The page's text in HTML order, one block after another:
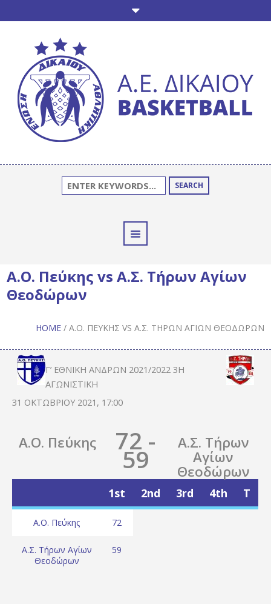
SEARCH
Α.Ο. Πεύκης vs Α.Σ. Τήρων Αγίων
Θεοδώρων
HOME / Α.Ο. ΠΕΎΚΗΣ VS Α.Σ. ΤΉΡΩΝ ΑΓΊΩΝ ΘΕΟΔΏΡΩΝ
Γ’ ΕΘΝΙΚΉ ΑΝΔΡΏΝ 2021/2022 3Η
ΑΓΩΝΙΣΤΙΚΉ
31 ΟΚΤΩΒΡΊΟΥ 2021, 17:00
Α.Ο. Πεύκης 72 -
59
Α.Σ. Τήρων
Αγίων
Θεοδώρων
1st 2nd 3rd 4th T
Α.Ο. Πεύκης 72
Α.Σ. Τήρων Αγίων
Θεοδώρων
59